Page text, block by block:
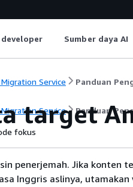
Sumber daya AI
Service Panduan
Service Panduan
target
fokus
penerjemah. Jika konten
Inggris aslinya, utamakan